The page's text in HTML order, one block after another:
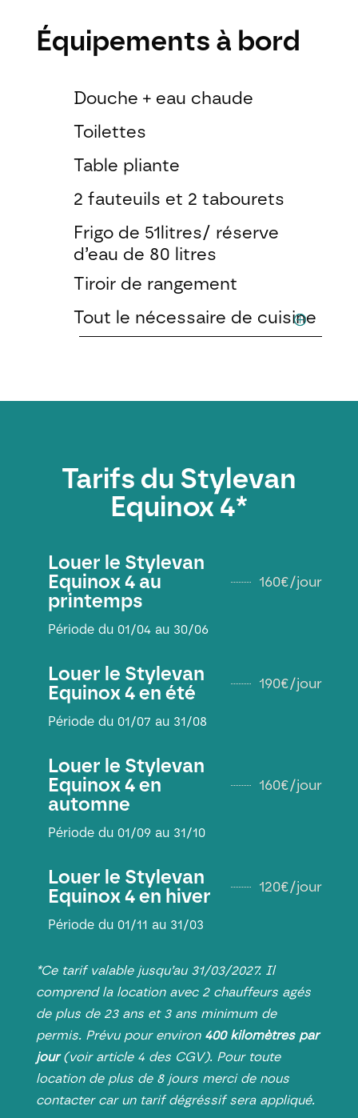
Équipements à bord
Douche + eau chaude
Toilettes
Table pliante
2 fauteuils et 2 tabourets
Frigo de 51litres/ réserve
d’eau de 80 litres
Tiroir de rangement
Tout le nécessaire de cuisine
Tarifs du Stylevan
Equinox 4*
Louer le Stylevan
Equinox 4 au
printemps
160€/jour
Période du 01/04 au 30/06
Louer le Stylevan
Equinox 4 en été
190€/jour
Période du 01/07 au 31/08
Louer le Stylevan
Equinox 4 en
automne
160€/jour
Période du 01/09 au 31/10
Louer le Stylevan
Equinox 4 en hiver
120€/jour
Période du 01/11 au 31/03
*Ce tarif valable jusqu’au 31/03/2027. Il
comprend la location avec 2 chauffeurs agés
de plus de 23 ans et 3 ans minimum de
permis. Prévu pour environ 400 kilomètres par
jour(voir article 4 des CGV). Pour toute
location de plus de 8 jours merci de nous
contacter car un tarif dégréssif sera appliqué.